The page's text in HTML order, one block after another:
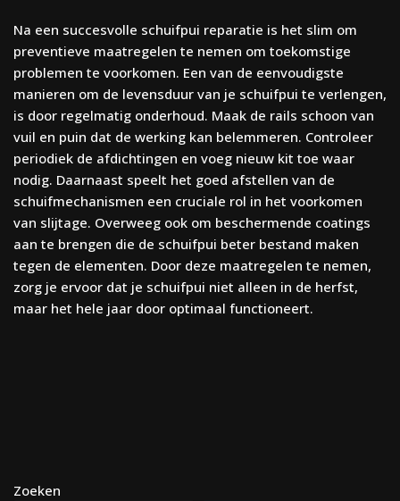
Na een succesvolle schuifpui reparatie is het slim om
preventieve maatregelen te nemen om toekomstige
problemen te voorkomen. Een van de eenvoudigste
manieren om de levensduur van je schuifpui te verlengen,
is door regelmatig onderhoud. Maak de rails schoon van
vuil en puin dat de werking kan belemmeren. Controleer
periodiek de afdichtingen en voeg nieuw kit toe waar
nodig. Daarnaast speelt het goed afstellen van de
schuifmechanismen een cruciale rol in het voorkomen
van slijtage. Overweeg ook om beschermende coatings
aan te brengen die de schuifpui beter bestand maken
tegen de elementen. Door deze maatregelen te nemen,
zorg je ervoor dat je schuifpui niet alleen in de herfst,
maar het hele jaar door optimaal functioneert.
Zoeken